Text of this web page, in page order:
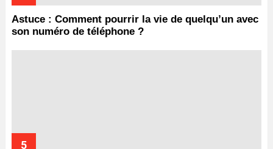
Astuce : Comment pourrir la vie de quelqu’un avec
son numéro de téléphone ?